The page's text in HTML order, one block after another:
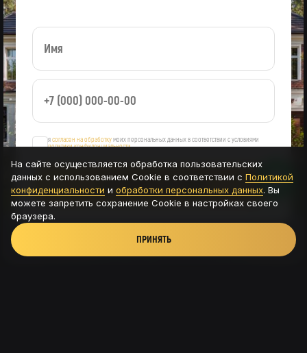
ясогласен на обработкумоих персональных данных в соответствии с условиями
политики конфиденциальности
ОСТАВИТЬ ЗАЯВКУ
На сайте осуществляется обработка пользовательских
данных с использованием Cookie в соответствии с Политикой
конфиденциальности и обработки персональных данных. Вы
можете запретить сохранение Cookie в настройках своего
браузера.
ПРИНЯТЬ